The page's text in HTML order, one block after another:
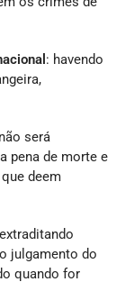
: havendo
será
pena de morte e
deem
julgamento do
quando for